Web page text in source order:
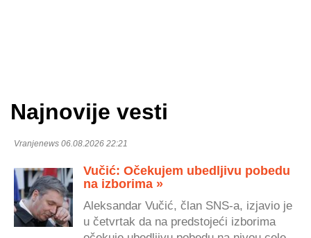
Najnovije vesti
Vranjenews 06.08.2026 22:21
Vučić: Očekujem ubedljivu pobedu
na izborima »
Aleksandar Vučić, član SNS-a, izjavio je
u četvrtak da na predstojeći izborima